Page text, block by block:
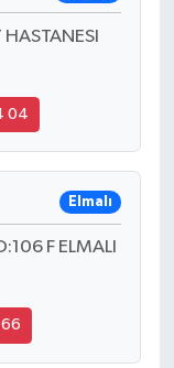
04
Elmalı
F ELMALI
66